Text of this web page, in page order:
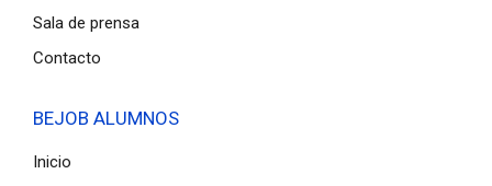
Sala de prensa
Contacto
BEJOB ALUMNOS
Inicio